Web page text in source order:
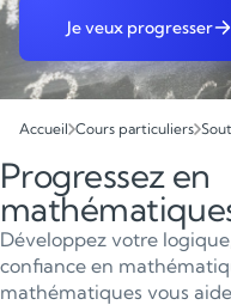
Je veux progresser
Accueil Cours particuliers
Progressez en
Développez votre
confiance en
mathématiques vous